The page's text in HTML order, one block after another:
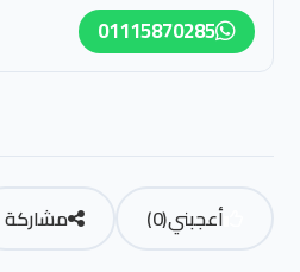
01115870285
أعجبني(
0
) مشاركة